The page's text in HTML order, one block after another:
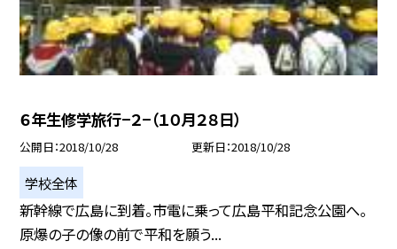
６年生修学旅行−２−（１０月２８日）
公開日 2018/10/28 更新日 2018/10/28
学校全体
新幹線で広島に到着。市電に乗って広島平和記念公園へ。
原爆の子の像の前で平和を願う...